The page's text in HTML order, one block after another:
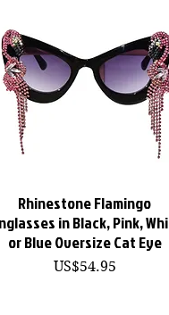
快速瀏覽
Rhinestone Flamingo
in Black, Pink,
or Blue Oversize Cat Eye
價格
US$54.95